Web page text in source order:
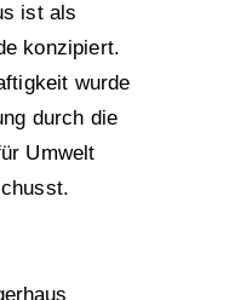
ist als
konzipiert.
wurde
durch die
Umwelt